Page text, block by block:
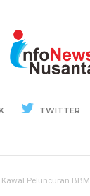
TWITTER
Kawal Peluncuran BBM B50 oleh